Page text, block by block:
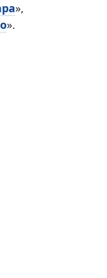
»,
».